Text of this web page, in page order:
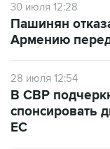
30 июля 12:28
Пашинян
Армению
28 июля 12:54
В СВР
спонсировать
ЕС